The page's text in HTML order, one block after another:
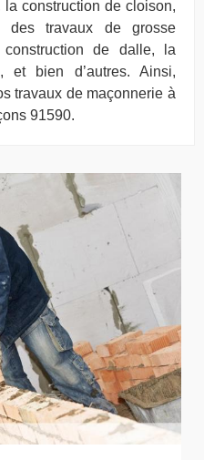
construction de cloison,
des travaux de grosse
de dalle, la
et bien d’autres. Ainsi,
travaux de maçonnerie à
91590.